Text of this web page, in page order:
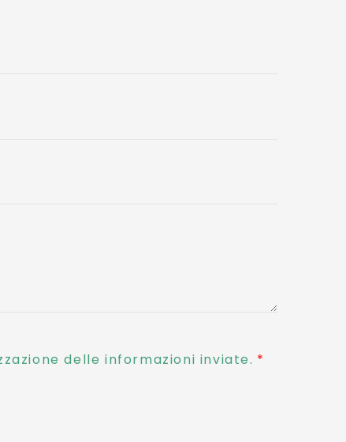
delle informazioni inviate.